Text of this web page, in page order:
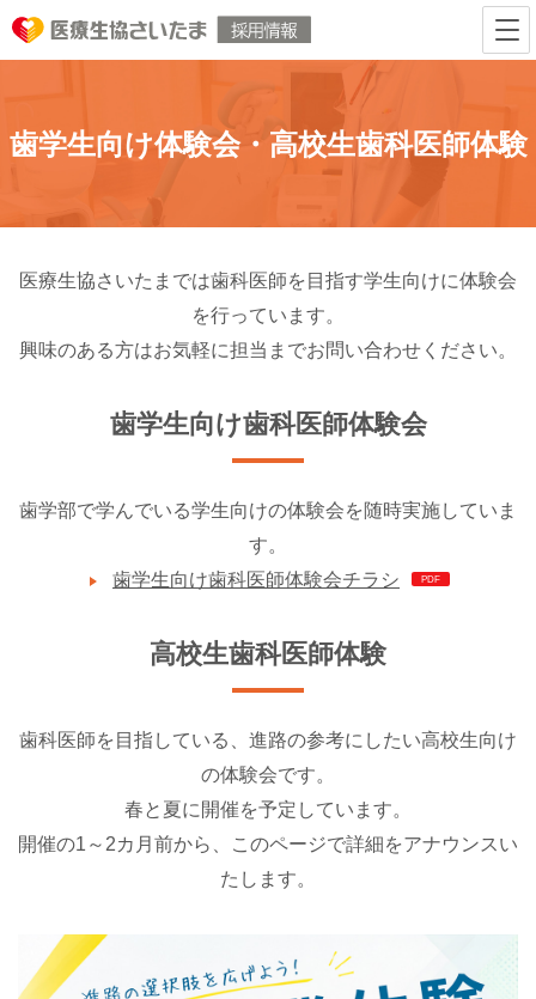
歯学生向け体験会・高校生歯科医師体験
医療生協さいたまでは歯科医師を目指す学生向けに体験会
を行っています。
興味のある方はお気軽に担当までお問い合わせください。
歯学生向け歯科医師体験会
歯学部で学んでいる学生向けの体験会を随時実施していま
す。
歯学生向け歯科医師体験会チラシ
高校生歯科医師体験
歯科医師を目指している、進路の参考にしたい高校生向け
の体験会です。
春と夏に開催を予定しています。
開催の1～2カ月前から、このページで詳細をアナウンスい
たします。